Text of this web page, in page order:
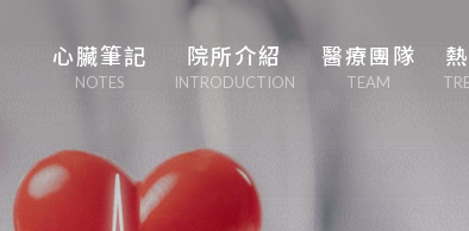
心臟筆記
NOTES
心臟管家
醫學博采
院所介紹
INTRODUCTION
醫療團隊
TEAM